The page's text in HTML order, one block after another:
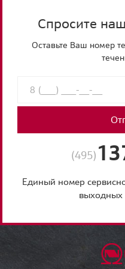
Спросите
Оставьте Ваш номер
(495)
Единый номер
выходных